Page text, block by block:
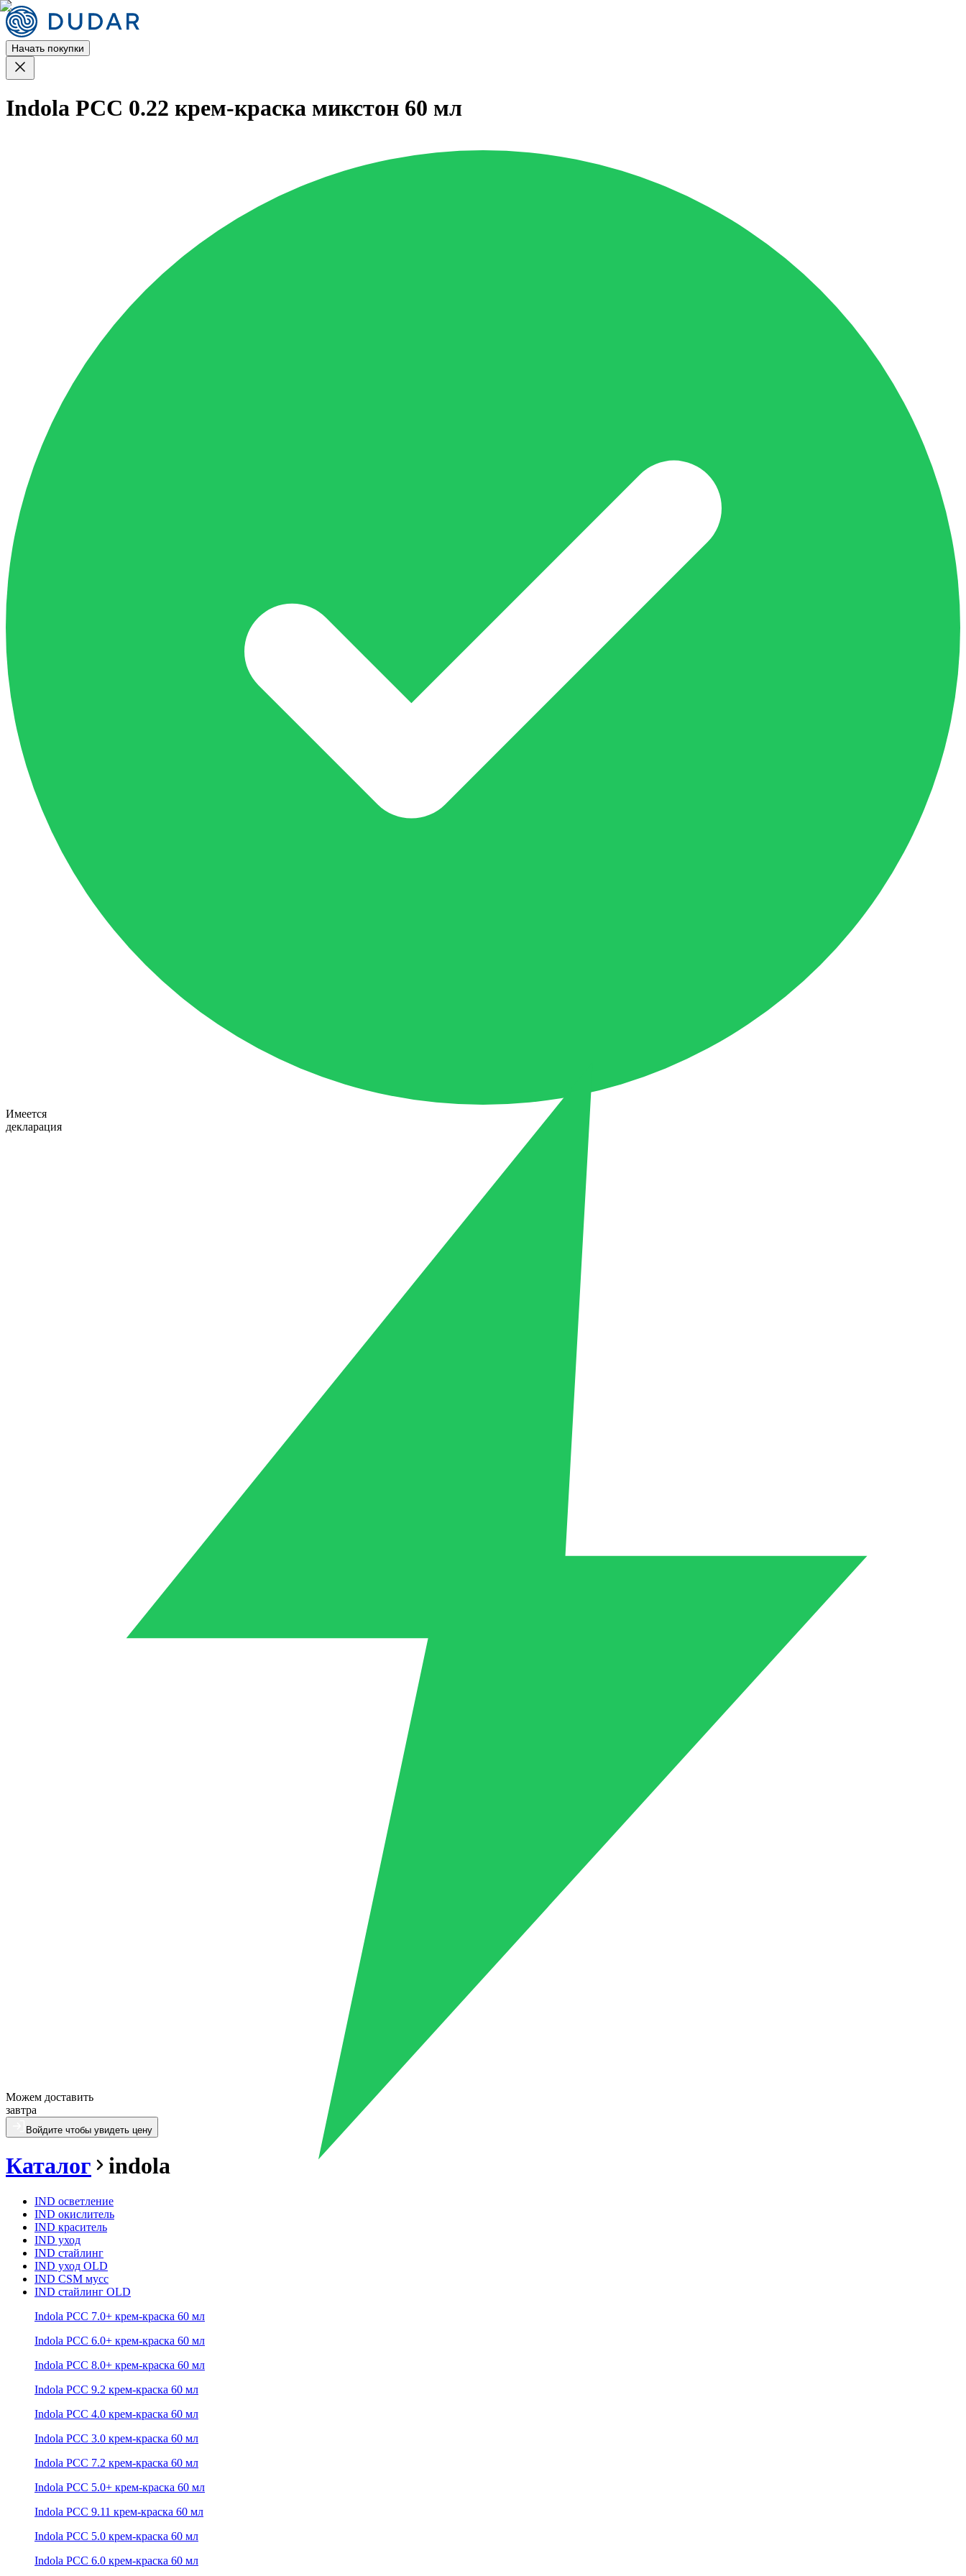
Начать покупки
Indola PCC 0.22 крем-краска микстон 60 мл
Имеется
декларация
Можем доставить
завтра
Войдите чтобы увидеть цену
Каталог indola
IND осветление
IND окислитель
IND краситель
IND уход
IND стайлинг
IND уход OLD
IND CSM мусс
IND стайлинг OLD
Indola PCC 7.0+ крем-краска 60 мл
Indola PCC 6.0+ крем-краска 60 мл
Indola PCC 8.0+ крем-краска 60 мл
Indola PCC 9.2 крем-краска 60 мл
Indola PCC 4.0 крем-краска 60 мл
Indola PCC 3.0 крем-краска 60 мл
Indola PCC 7.2 крем-краска 60 мл
Indola PCC 5.0+ крем-краска 60 мл
Indola PCC 9.11 крем-краска 60 мл
Indola PCC 5.0 крем-краска 60 мл
Indola PCC 6.0 крем-краска 60 мл